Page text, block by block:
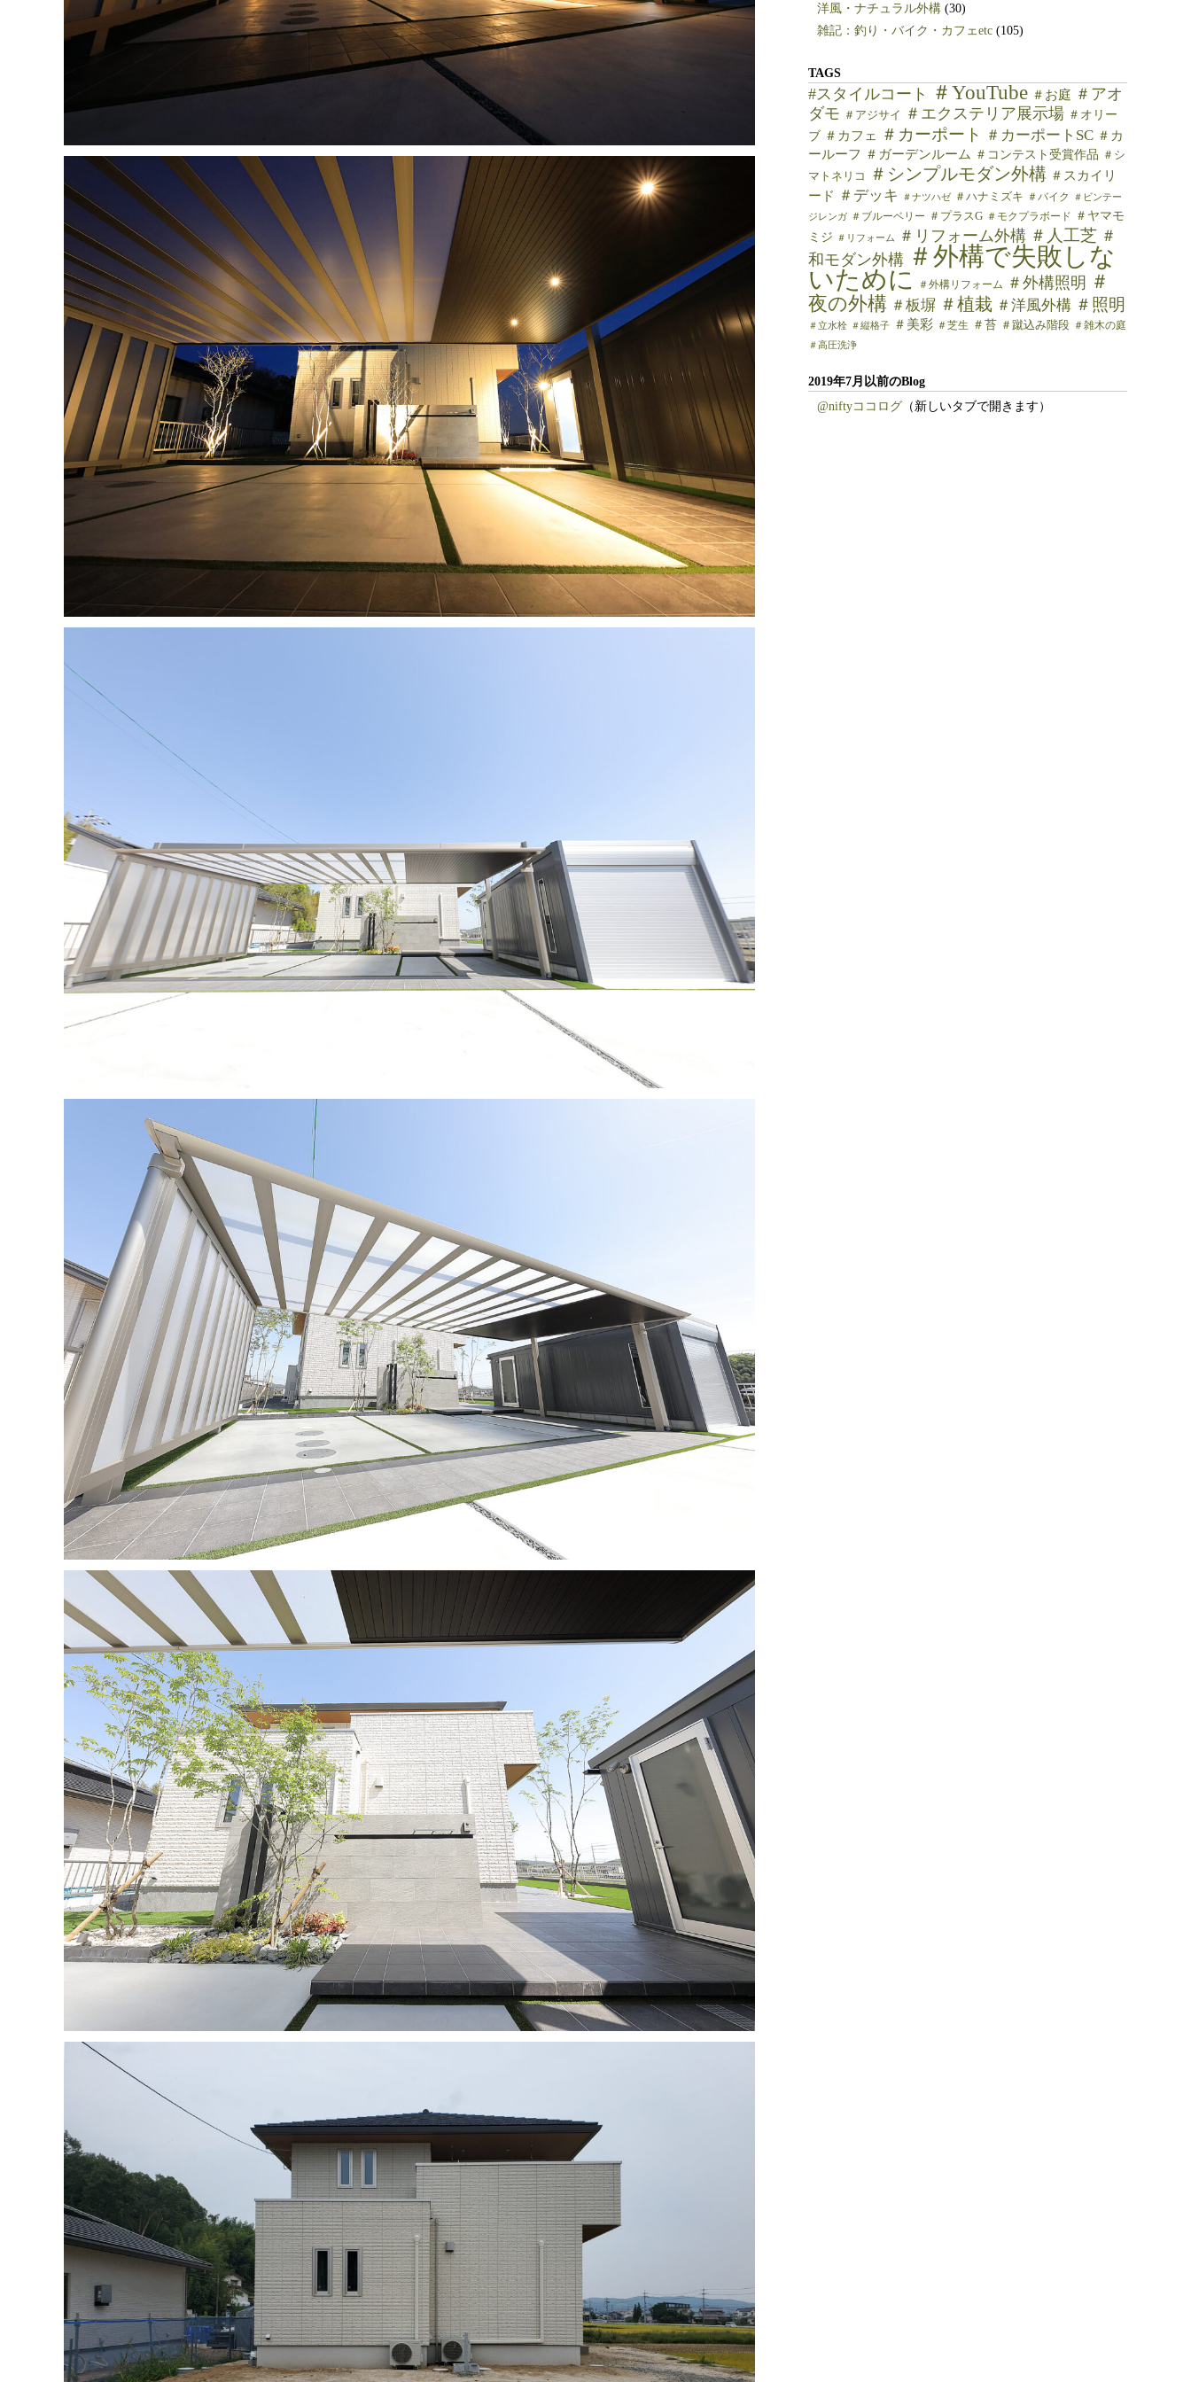
洋風・ナチュラル外構 (30)
雑記：釣り・バイク・カフェetc (105)
TAGS
#スタイルコート ＃YouTube ＃お庭 ＃アオ
ダモ ＃アジサイ ＃エクステリア展示場 ＃オリー
ブ ＃カフェ ＃カーポート ＃カーポートSC ＃カ
ールーフ ＃ガーデンルーム ＃コンテスト受賞作品 ＃シ
マトネリコ
＃シンプルモダン外構 ＃スカイリ
ード
＃デッキ ＃ナツハゼ ＃ハナミズキ ＃バイク
＃ビンテー
ジレンガ
＃ブルーベリー ＃プラスG ＃モクプラボード ＃ヤマモ
ミジ
＃リフォーム ＃リフォーム外構 ＃人工芝 ＃
和モダン外構 ＃外構で失敗しな
いために
＃外構リフォーム ＃外構照明 ＃
夜の外構 ＃板塀 ＃植栽 ＃洋風外構 ＃照明
＃立水栓 ＃縦格子 ＃美彩 ＃芝生 ＃苔 ＃蹴込み階段 ＃雑木の庭
＃高圧洗浄
2019年7月以前のBlog
@niftyココログ （新しいタブで開きます）